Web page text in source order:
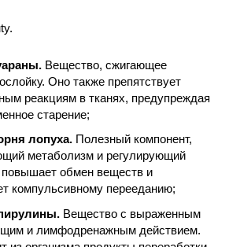
Вещество, сжигающее
Оно также препятствует
реакциям в тканях, предупреждая
старение;
лопуха. Полезный компонент,
метаболизм и регулирующий
повышает обмен веществ и
компульсивному перееданию;
Вещество с выраженным
и лимфодренажным действием.